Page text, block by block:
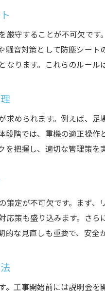
費用対効果で選
事例から学ぶ高層ビル
高層ビル解体工
実例でわかる高
高層ビル解体工
解体事例を活か
守することが不可欠で
音対策として防塵シー
ります。これらのルール
められます。例えば、
階では、重機の適正操
把握し、適切な管理策を
定が不可欠です。まず
策も盛り込みます。さ
な見直しも重要で、安全
。工事開始前には説明会